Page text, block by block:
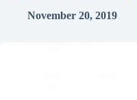
November 20, 2019